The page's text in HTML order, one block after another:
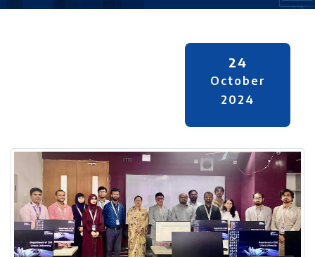
24
October
2024